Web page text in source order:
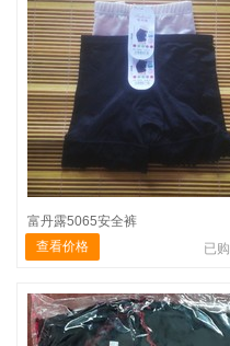
富丹露5065安全裤
查看价格
已